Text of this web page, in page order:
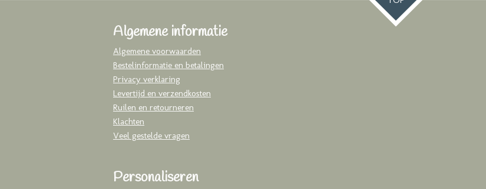
Algemene informatie
Algemene voorwaarden
Bestelinformatie en betalingen
Privacy verklaring
Levertijd en verzendkosten
Ruilen en retourneren
Klachten
Veel gestelde vragen
Personaliseren